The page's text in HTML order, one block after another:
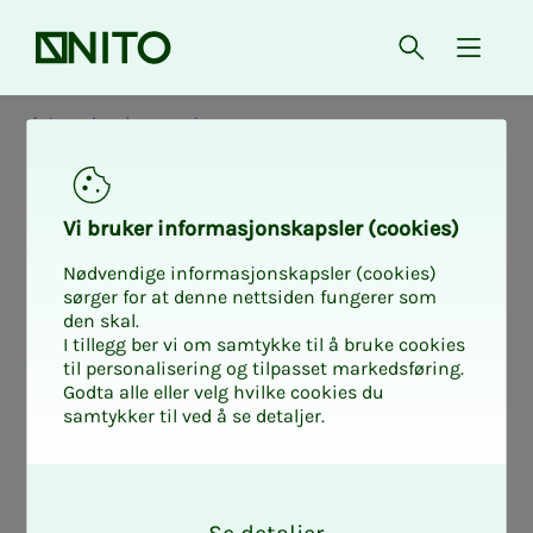
Forsiden Åpne søk
{
Organisasjonsstruktur
NITO Stu­­­den­­­te­­­ne
Vi jobber for dine interesser som
student og sikrer at din stemme blir
hørt i viktige utdanningspolitiske
spørsmål.
Vi bru­­­ker in­­­for­­­ma­­­sjons­­­kaps­­­­­ler (cookies)
Nødvendige informasjonskapsler (cookies)
sørger for at denne nettsiden fungerer som
den skal.
I tillegg ber vi om samtykke til å bruke cookies
til personalisering og tilpasset markedsføring.
Godta alle eller velg hvilke cookies du
samtykker til ved å se detaljer.